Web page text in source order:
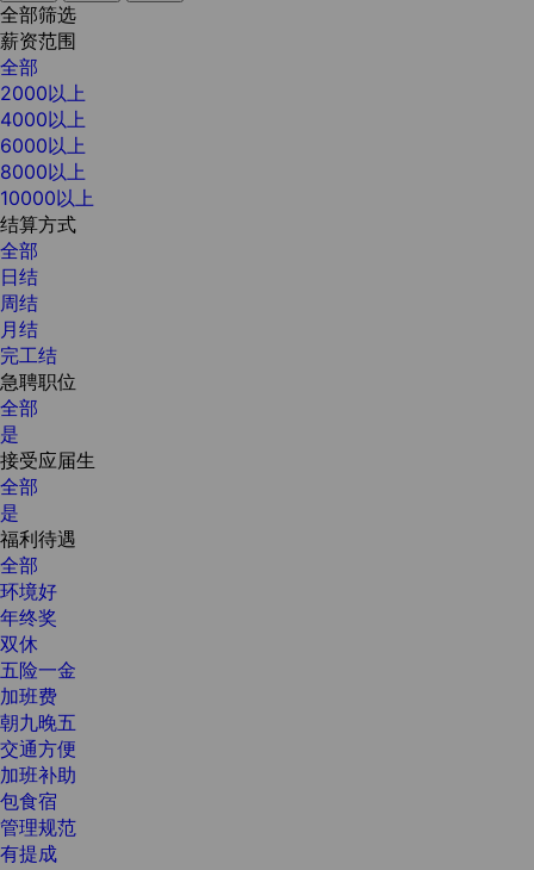
全部筛选
薪资范围
全部
2000以上
4000以上
6000以上
8000以上
10000以上
结算方式
全部
日结
周结
月结
完工结
急聘职位
全部
是
接受应届生
全部
是
福利待遇
全部
环境好
年终奖
双休
五险一金
加班费
朝九晚五
交通方便
加班补助
包食宿
管理规范
有提成